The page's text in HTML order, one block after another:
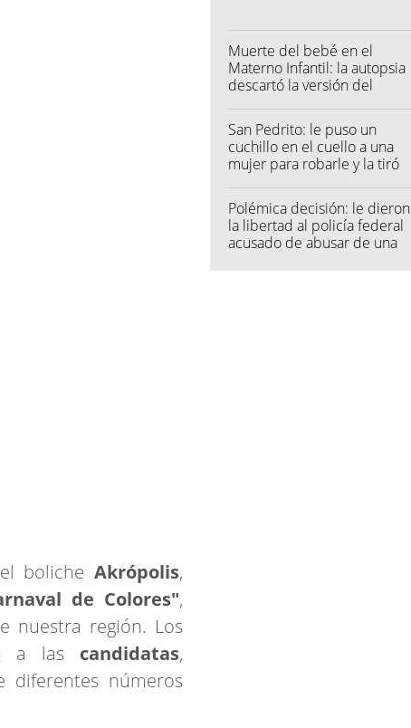
boliche Akrópolis,
de Colores",
nuestra región. Los
a las candidatas,
números
Muerte del bebé en el
Materno Infantil: la autopsia
descartó la versión del
San Pedrito: le puso un
cuchillo en el cuello a una
mujer para robarle y la tiró
Polémica decisión: le dieron
la libertad al policía federal
acusado de abusar de una